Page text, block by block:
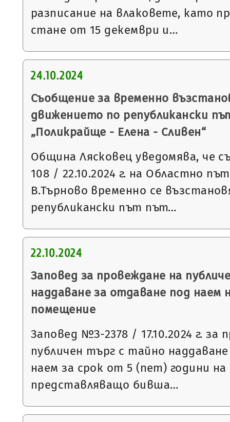
разписание на влаковете, като
стане от 15 декември и…
24.10.2024
Съобщение за временно
движението по републикански
„Поликрайще - Елена - Сливен“
Община Лясковец уведомява, че
108 / 22.10.2024 г. на Областно
В.Търново временно се
републикански път път…
22.10.2024
Заповед за провеждане на
наддаване за отдаване под наем
помещение
Заповед №З-2378 / 17.10.2024 г. за
публичен търг с тайно
наем за срок от 5 (пет) години
представляващо бивша…